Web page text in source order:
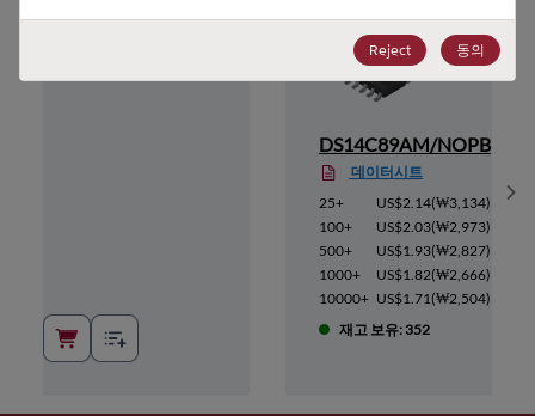
DS14C89AM/NOPB
데이터시트
25+
US$2.14(₩3,134)
100+
US$2.03(₩2,973)
500+
US$1.93(₩2,827)
1000+
US$1.82(₩2,666)
10000+ US$1.71(₩2,504)
재고 보유: 352
Reject 동의